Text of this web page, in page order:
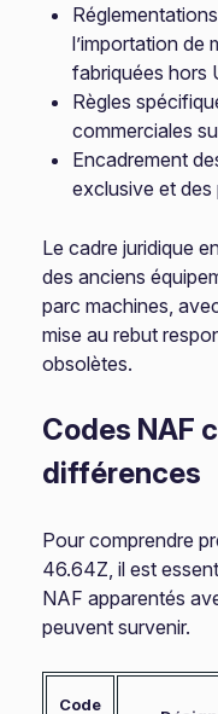
l’importation de
fabriquées hors
Règles
commerciales
Encadrement
exclusive et des
Le cadre juridique
des anciens
parc machines,
mise au rebut
obsolètes.
Codes NAF
différences
Pour comprendre
46.64Z, il est
NAF apparentés
peuvent survenir.
Code